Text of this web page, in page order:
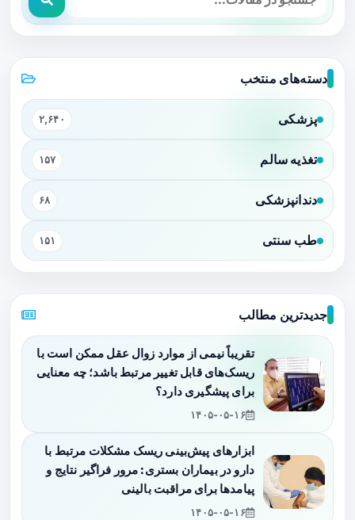
دسته‌های منتخب
پزشکی ۲,۶۴۰
تغذیه سالم ۱۵۷
دندانپزشکی ۶۸
طب سنتی ۱۵۱
جدیدترین مطالب
تقریباً نیمی از موارد زوال عقل ممکن است با
ریسک‌های قابل تغییر مرتبط باشد؛ چه معنایی
برای پیشگیری دارد؟
۱۴۰۵-۰۵-۱۶
ابزارهای پیش‌بینی ریسک مشکلات مرتبط با
دارو در بیماران بستری: مرور فراگیر نتایج و
پیامدها برای مراقبت بالینی
۱۴۰۵-۰۵-۱۶